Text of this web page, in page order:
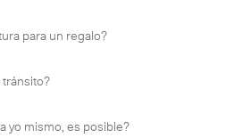
para un regalo?
yo mismo, es posible?